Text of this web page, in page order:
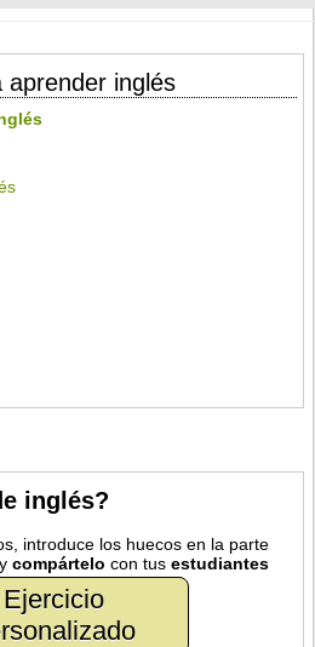
inglés
inglés?
introduce los huecos en la parte
ycompártelo con tusestudiantes
Ejercicio